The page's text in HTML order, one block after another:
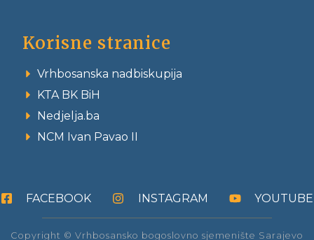
Korisne stranice
Vrhbosanska nadbiskupija
KTA BK BiH
Nedjelja.ba
NCM Ivan Pavao II
FACEBOOK INSTAGRAM YOUTUBE
Copyright © Vrhbosansko bogoslovno sjemenište Sarajevo